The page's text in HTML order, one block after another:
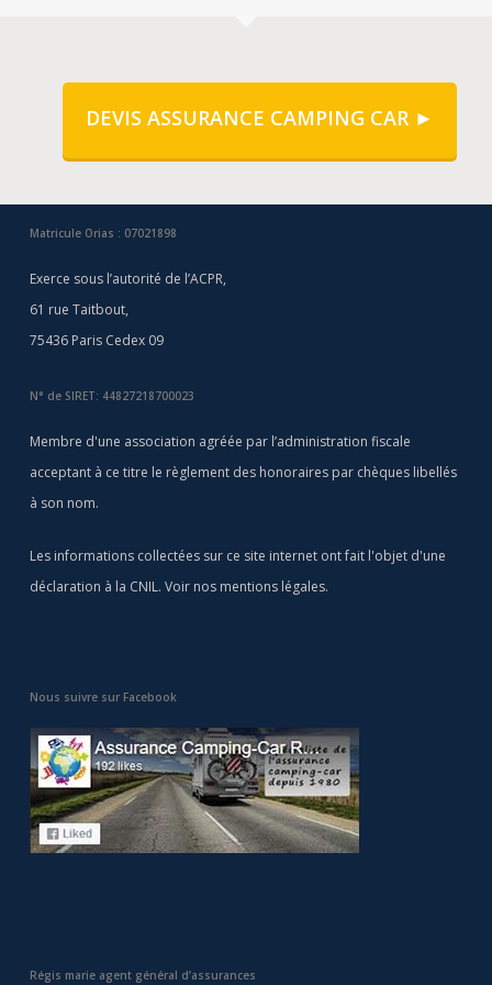
DEVIS ASSURANCE CAMPING CAR ►
Matricule Orias : 07021898
Exerce sous l’autorité de l’ACPR,
61 rue Taitbout,
75436 Paris Cedex 09
N° de SIRET: 44827218700023
Membre d'une association agréée par l’administration fiscale
acceptant à ce titre le règlement des honoraires par chèques libellés
à son nom.
Les informations collectées sur ce site internet ont fait l'objet d'une
déclaration à la CNIL. Voir nos mentions légales.
Nous suivre sur Facebook
Régis marie agent général d’assurances